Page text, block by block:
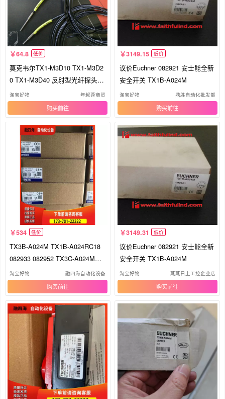
64.8 低价
莫克韦尔TX1-M3D10 TX1-M3D2
0 TX1-M3D40 反射型光纤探头传
感器
淘宝好物 年叔蓉商贸
购买
3149.15 低价
议价Euchner 082921 安士能全新
安全开关 TX1B-A024M
淘宝好物 鼎胜自动化批发部
购买
534 低价
TX3B-A024M TX1B-A024RC18
082933 082952 TX3C-A024M
【议价】
淘宝好物 融四海自动化设备
购买
3149.31 低价
议价Euchner 082921 安士能全新
安全开关 TX1B-A024M
淘宝好物 蒸蒸日上工控企业店
购买